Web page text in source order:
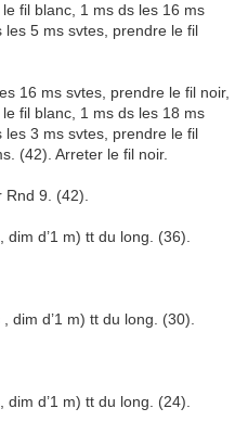
fil blanc, 1 ms ds les 16 ms
5 ms svtes, prendre le fil
16 ms svtes, prendre le fil noir,
fil blanc, 1 ms ds les 18 ms
3 ms svtes, prendre le fil
(42). Arreter le fil noir.
9. (42).
d’1 m) tt du long. (36).
dim d’1 m) tt du long. (30).
d’1 m) tt du long. (24).